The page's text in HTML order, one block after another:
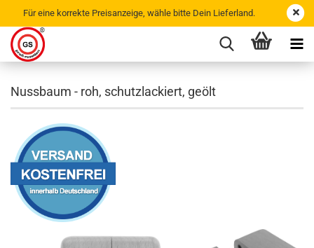
Für eine korrekte Preisanzeige, wähle bitte Dein Lieferland.
Nussbaum - roh, schutzlackiert, geölt